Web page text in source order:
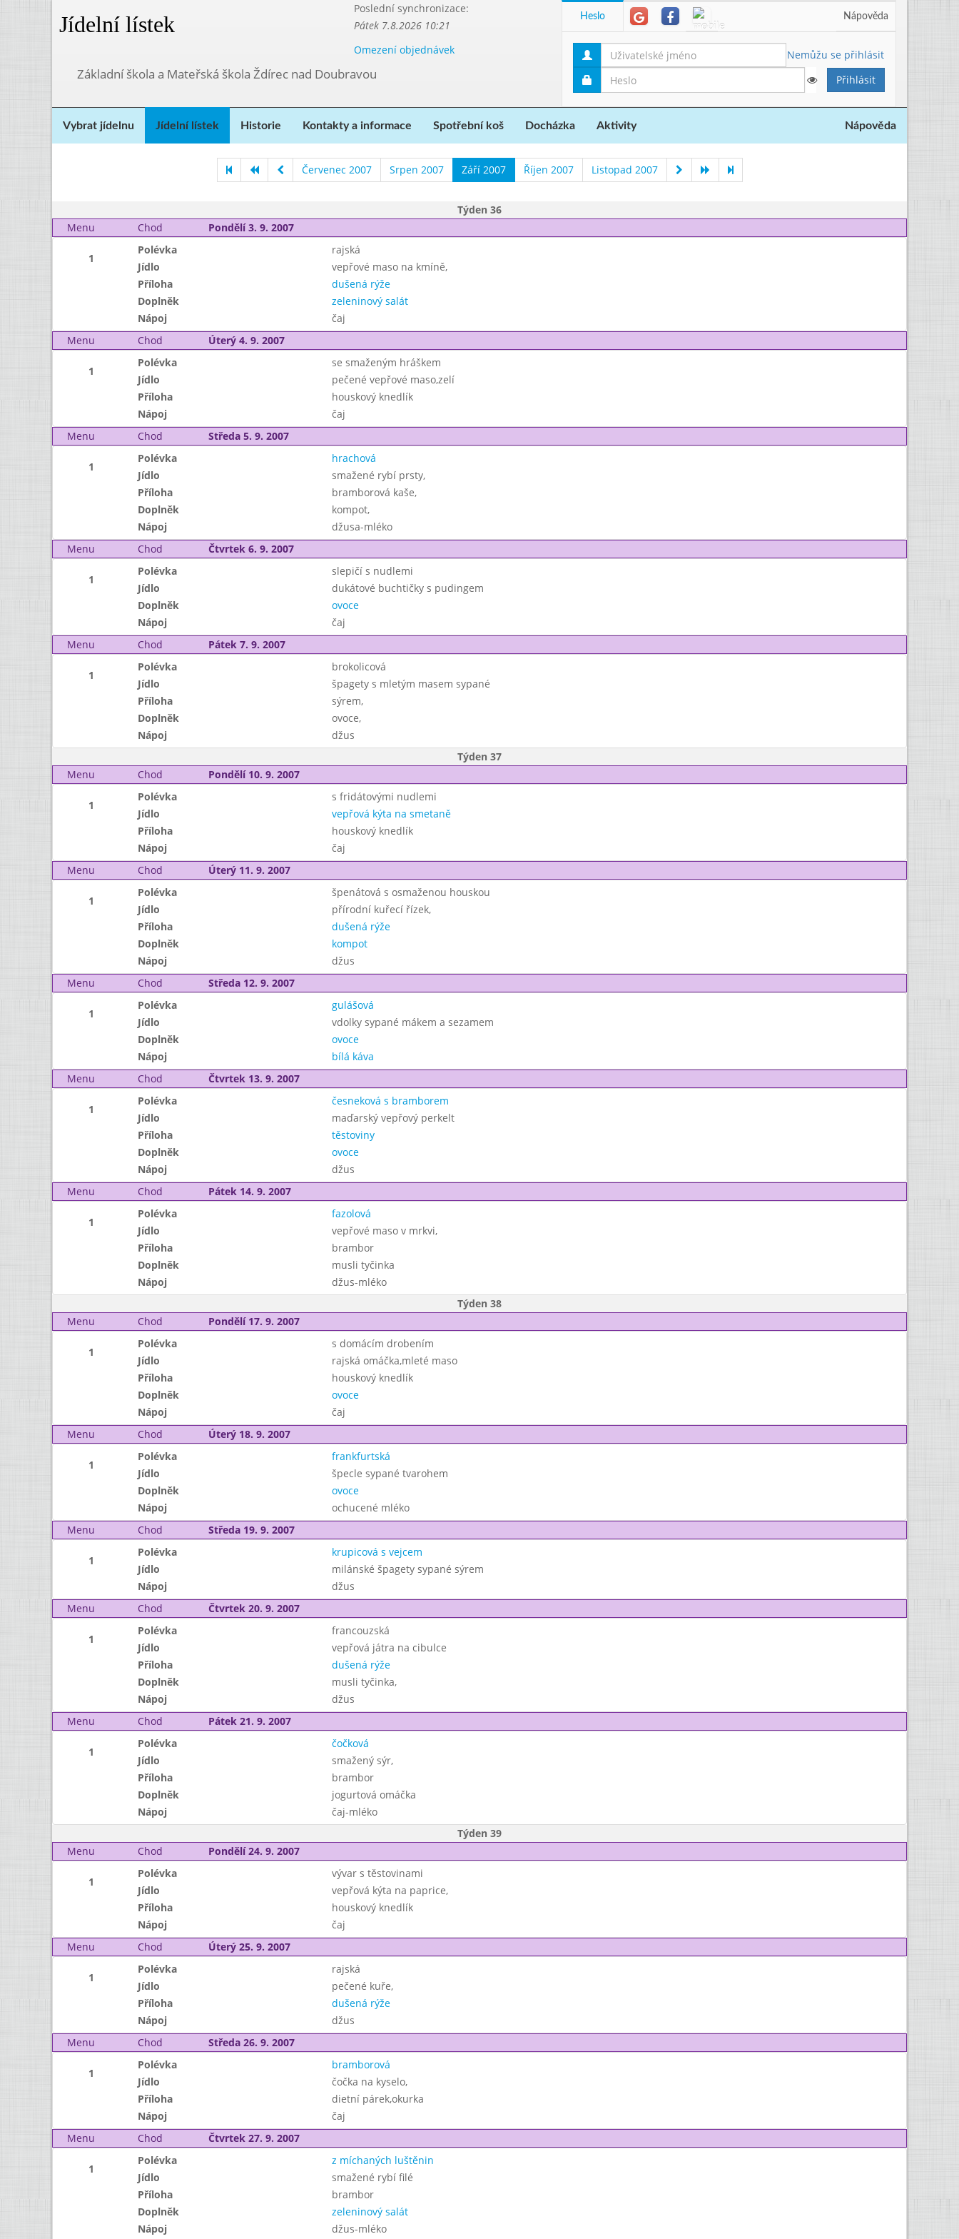
Jídelní lístek
Poslední synchronizace:
Pátek 7.8.2026 10:21
Omezení objednávek
Základní škola a Mateřská škola Ždírec nad Doubravou
Heslo Nápověda
Nemůžu se přihlásit
Vybrat jídelnu Jídelní lístek Historie Kontakty a informace Spotřební koš Docházka Aktivity Nápověda
Červenec 2007 Srpen 2007 Září 2007 Říjen 2007 Listopad 2007
Týden 36
Menu
Chod Pondělí 3. 9. 2007
1
Polévka
rajská
Jídlo
vepřové maso na kmíně,
Příloha
dušená rýže
Doplněk
zeleninový salát
Nápoj
čaj
Menu
Chod Úterý 4. 9. 2007
1
Polévka
se smaženým hráškem
Jídlo
pečené vepřové maso,zelí
Příloha
houskový knedlík
Nápoj
čaj
Menu
Chod Středa 5. 9. 2007
1
Polévka
hrachová
Jídlo
smažené rybí prsty,
Příloha
bramborová kaše,
Doplněk
kompot,
Nápoj
džusa-mléko
Menu
Chod Čtvrtek 6. 9. 2007
1
Polévka
slepičí s nudlemi
Jídlo
dukátové buchtičky s pudingem
Doplněk
ovoce
Nápoj
čaj
Menu
Chod Pátek 7. 9. 2007
1
Polévka
brokolicová
Jídlo
špagety s mletým masem sypané
Příloha
sýrem,
Doplněk
ovoce,
Nápoj
džus
Týden 37
Menu
Chod Pondělí 10. 9. 2007
1
Polévka
s fridátovými nudlemi
Jídlo
vepřová kýta na smetaně
Příloha
houskový knedlík
Nápoj
čaj
Menu
Chod Úterý 11. 9. 2007
1
Polévka
špenátová s osmaženou houskou
Jídlo
přírodní kuřecí řízek,
Příloha
dušená rýže
Doplněk
kompot
Nápoj
džus
Menu
Chod Středa 12. 9. 2007
1
Polévka
gulášová
Jídlo
vdolky sypané mákem a sezamem
Doplněk
ovoce
Nápoj
bílá káva
Menu
Chod Čtvrtek 13. 9. 2007
1
Polévka
česneková s bramborem
Jídlo
maďarský vepřový perkelt
Příloha
těstoviny
Doplněk
ovoce
Nápoj
džus
Menu
Chod Pátek 14. 9. 2007
1
Polévka
fazolová
Jídlo
vepřové maso v mrkvi,
Příloha
brambor
Doplněk
musli tyčinka
Nápoj
džus-mléko
Týden 38
Menu
Chod Pondělí 17. 9. 2007
1
Polévka
s domácím drobením
Jídlo
rajská omáčka,mleté maso
Příloha
houskový knedlík
Doplněk
ovoce
Nápoj
čaj
Menu
Chod Úterý 18. 9. 2007
1
Polévka
frankfurtská
Jídlo
špecle sypané tvarohem
Doplněk
ovoce
Nápoj
ochucené mléko
Menu
Chod Středa 19. 9. 2007
1
Polévka
krupicová s vejcem
Jídlo
milánské špagety sypané sýrem
Nápoj
džus
Menu
Chod Čtvrtek 20. 9. 2007
1
Polévka
francouzská
Jídlo
vepřová játra na cibulce
Příloha
dušená rýže
Doplněk
musli tyčinka,
Nápoj
džus
Menu
Chod Pátek 21. 9. 2007
1
Polévka
čočková
Jídlo
smažený sýr,
Příloha
brambor
Doplněk
jogurtová omáčka
Nápoj
čaj-mléko
Týden 39
Menu
Chod Pondělí 24. 9. 2007
1
Polévka
vývar s těstovinami
Jídlo
vepřová kýta na paprice,
Příloha
houskový knedlík
Nápoj
čaj
Menu
Chod Úterý 25. 9. 2007
1
Polévka
rajská
Jídlo
pečené kuře,
Příloha
dušená rýže
Nápoj
džus
Menu
Chod Středa 26. 9. 2007
1
Polévka
bramborová
Jídlo
čočka na kyselo,
Příloha
dietní párek,okurka
Nápoj
čaj
Menu
Chod Čtvrtek 27. 9. 2007
1
Polévka
z míchaných luštěnin
Jídlo
smažené rybí filé
Příloha
brambor
Doplněk
zeleninový salát
Nápoj
džus-mléko